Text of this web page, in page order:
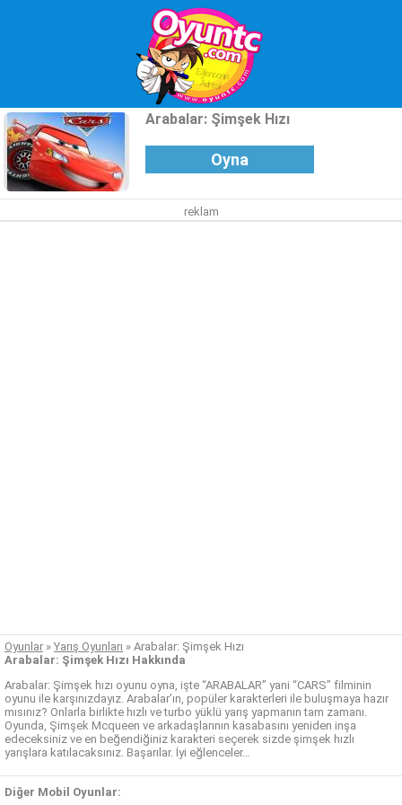
Arabalar: Şimşek Hızı
Oyna
reklam
Oyunlar » Yarış Oyunları » Arabalar: Şimşek Hızı
Arabalar: Şimşek Hızı Hakkında
Arabalar: Şimşek hızı oyunu oyna, işte “ARABALAR” yani “CARS” filminin
oyunu ile karşınızdayız. Arabalar’ın, popüler karakterleri ile buluşmaya hazır
mısınız? Onlarla birlikte hızlı ve turbo yüklü yarış yapmanın tam zamanı.
Oyunda, Şimşek Mcqueen ve arkadaşlarının kasabasını yeniden inşa
edeceksiniz ve en beğendiğiniz karakteri seçerek sizde şimşek hızlı
yarışlara katılacaksınız. Başarılar. İyi eğlenceler…
Diğer Mobil Oyunlar: